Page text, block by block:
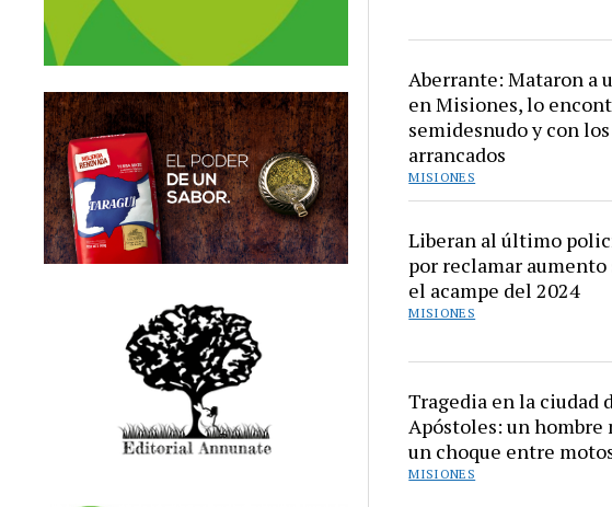
Aberrante: Mataron a
en Misiones, lo
semidesnudo y con
arrancados
MISIONES
Liberan al último
por reclamar
el acampe del 2024
MISIONES
Tragedia en la ciudad
Apóstoles: un hombre
un choque entre
MISIONES